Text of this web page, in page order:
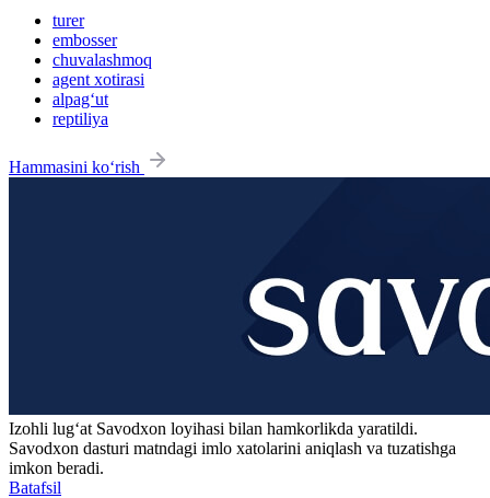
turer
embosser
chuvalashmoq
agent xotirasi
alpag‘ut
reptiliya
Hammasini ko‘rish
Izohli lugʻat Savodxon loyihasi bilan hamkorlikda yaratildi.
Savodxon dasturi matndagi imlo xatolarini aniqlash va tuzatishga
imkon beradi.
Batafsil